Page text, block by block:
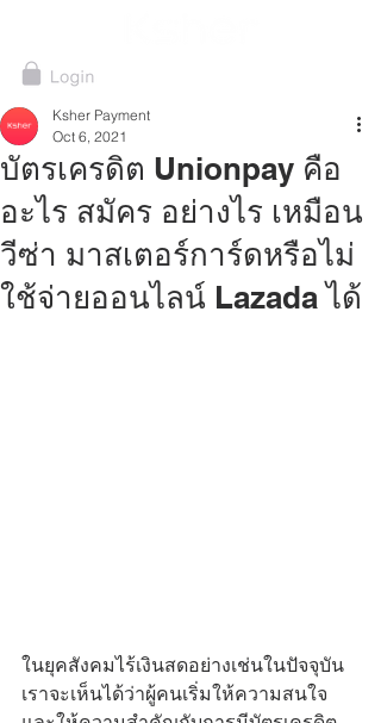
บัตรเครดิต Unionpay คือ
อะไร สมัคร อย่างไร เหมือน
วีซ่า มาสเตอร์การ์ดหรือไม่
ใช้จ่ายออนไลน์ Lazada ได้
Ksher Payment
Oct 6, 2021
ในยุคสังคมไร้เงินสดอย่างเช่นในปัจจุบัน
เราจะเห็นได้ว่าผู้คนเริ่มให้ความสนใจ